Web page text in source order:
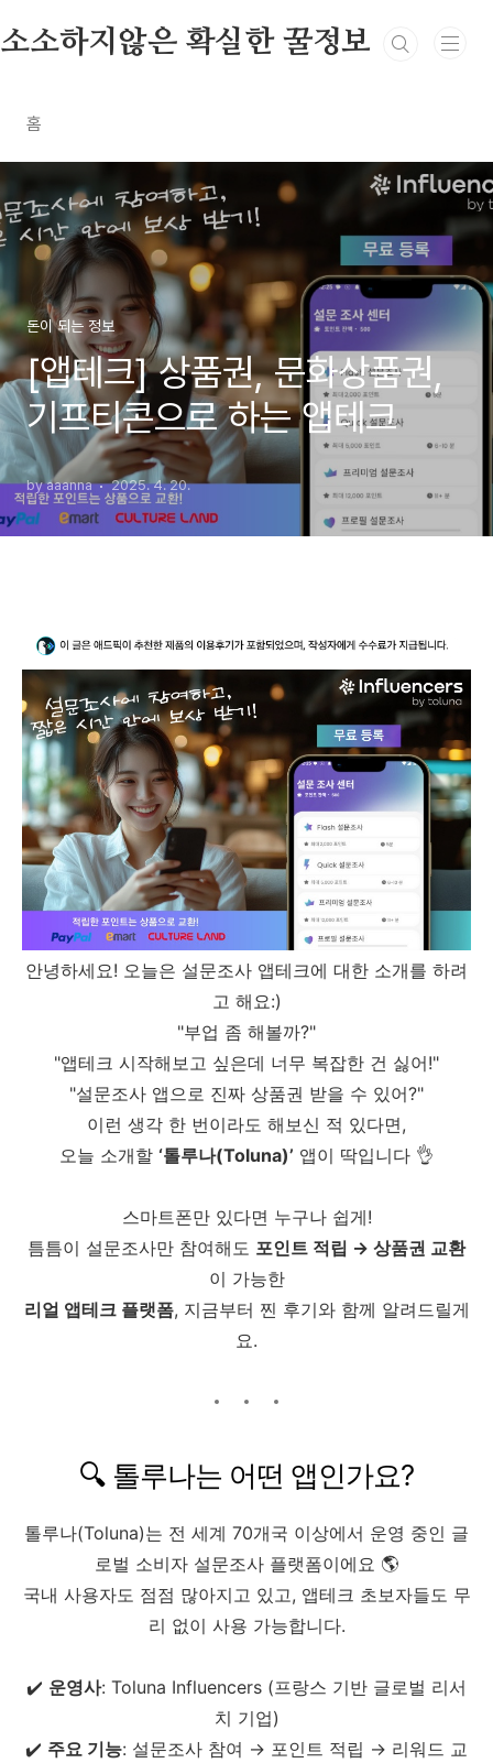
소소하지않은 확실한 꿀정보
홈
돈이 되는 정보
[앱테크] 상품권, 문화상품권,
기프티콘으로 하는 앱테크
by aaanna 2025. 4. 20.
안녕하세요! 오늘은 설문조사 앱테크에 대한 소개를 하려
고 해요:)
"부업 좀 해볼까?"
"앱테크 시작해보고 싶은데 너무 복잡한 건 싫어!"
"설문조사 앱으로 진짜 상품권 받을 수 있어?"
이런 생각 한 번이라도 해보신 적 있다면,
오늘 소개할 ‘톨루나(Toluna)’ 앱이 딱입니다 👌
스마트폰만 있다면 누구나 쉽게!
틈틈이 설문조사만 참여해도 포인트 적립 → 상품권 교환
이 가능한
리얼 앱테크 플랫폼, 지금부터 찐 후기와 함께 알려드릴게
요.
🔍 톨루나는 어떤 앱인가요?
톨루나(Toluna)는 전 세계 70개국 이상에서 운영 중인 글
로벌 소비자 설문조사 플랫폼이에요 🌎
국내 사용자도 점점 많아지고 있고, 앱테크 초보자들도 무
리 없이 사용 가능합니다.
✔️ 운영사: Toluna Influencers (프랑스 기반 글로벌 리서
치 기업)
✔️ 주요 기능: 설문조사 참여 → 포인트 적립 → 리워드 교